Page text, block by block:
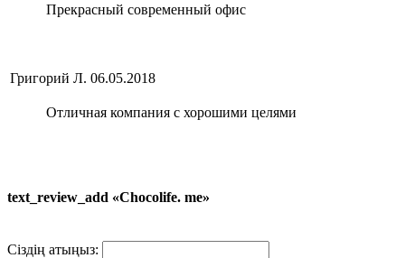
Прекрасный современный офис
Григорий Л. 06.05.2018
Отличная компания с хорошими целями
text_review_add «Chocolife. me»
Сіздің атыңыз: